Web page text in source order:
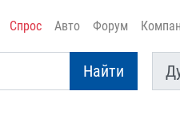
Спрос Авто Форум
Найти
Ду